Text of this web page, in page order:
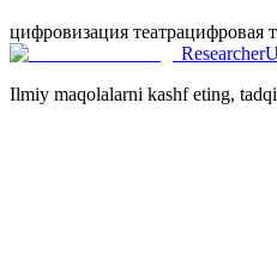
цифровизация театрацифровая
Ilmiy maqolalarni kashf eting,